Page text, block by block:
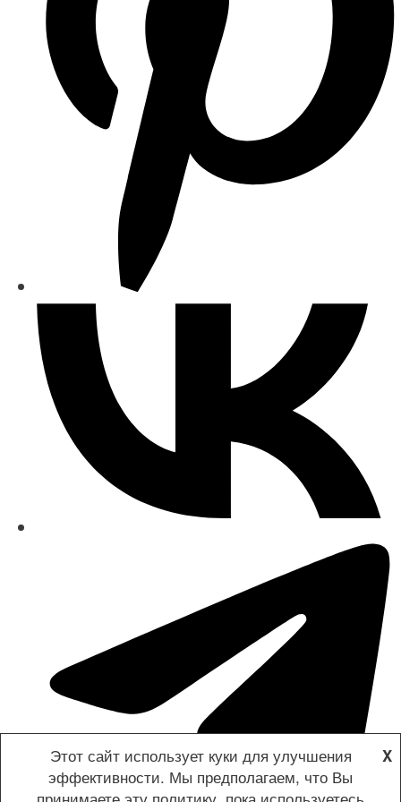
Этот сайт использует куки для улучшения
эффективности. Мы предполагаем, что Вы
X